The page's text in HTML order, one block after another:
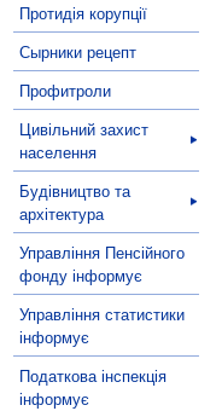
Протидія корупції
Сырники рецепт
Профитроли
Цивільний захист
населення
Будівництво та
архітектура
Управління Пенсійного
фонду інформує
Управління статистики
інформує
Податкова інспекція
інформує